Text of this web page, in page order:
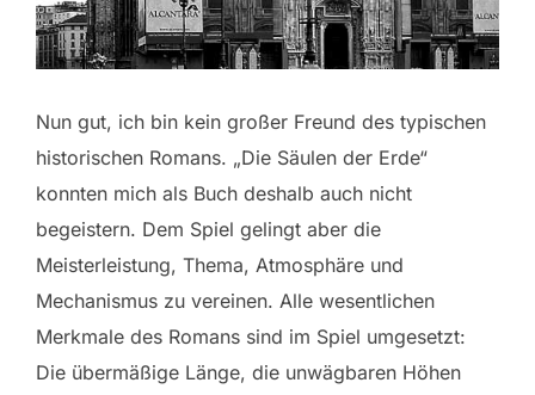
Nun gut, ich bin kein großer Freund des typischen
historischen Romans. „Die Säulen der Erde“
konnten mich als Buch deshalb auch nicht
begeistern. Dem Spiel gelingt aber die
Meisterleistung, Thema, Atmosphäre und
Mechanismus zu vereinen. Alle wesentlichen
Merkmale des Romans sind im Spiel umgesetzt:
Die übermäßige Länge, die unwägbaren Höhen